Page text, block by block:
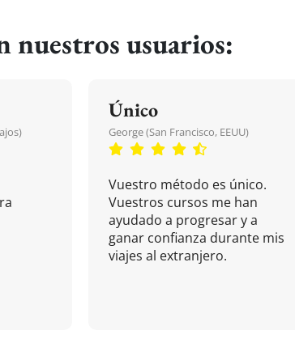
nuestros usuarios:
Único
George (San Francisco, EEUU)
Vuestro método es único.
Vuestros cursos me han
ayudado a progresar y a
ganar confianza durante mis
viajes al extranjero.